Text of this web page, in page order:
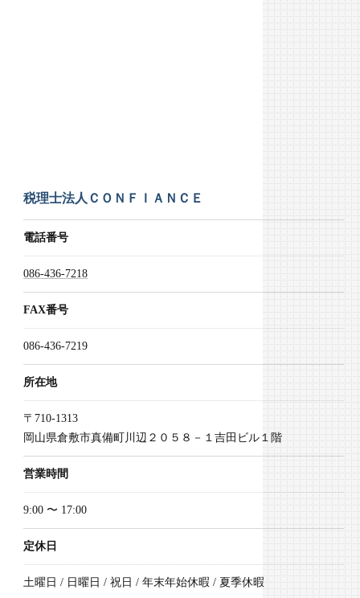
税理士法人ＣＯＮＦＩＡＮＣＥ
電話番号
086-436-7218
FAX番号
086-436-7219
所在地
〒710-1313
岡山県倉敷市真備町川辺２０５８－１吉田ビル１階
営業時間
9:00 〜 17:00
定休日
土曜日 / 日曜日 / 祝日 / 年末年始休暇 / 夏季休暇